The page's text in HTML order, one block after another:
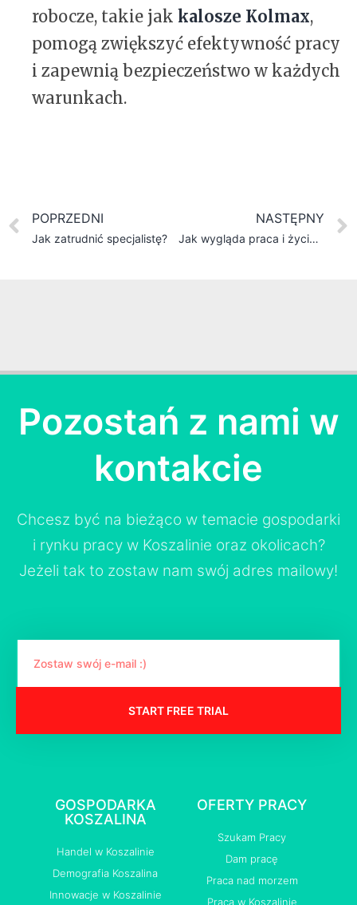
robocze, takie jak kalosze Kolmax,
pomogą zwiększyć efektywność pracy
i zapewnią bezpieczeństwo w każdych
warunkach.
POPRZEDNI
Jak zatrudnić specjalistę?
NASTĘPNY
Jak wygląda praca i życie w Czechach?
Pozostań z nami w
kontakcie
Chcesz być na bieżąco w temacie gospodarki
i rynku pracy w Koszalinie oraz okolicach?
Jeżeli tak to zostaw nam swój adres mailowy!
START FREE TRIAL
GOSPODARKA
KOSZALINA
Handel w Koszalinie
Demografia Koszalina
Innowacje w Koszalinie
OFERTY PRACY
Szukam Pracy
Dam pracę
Praca nad morzem
Praca w Koszalinie